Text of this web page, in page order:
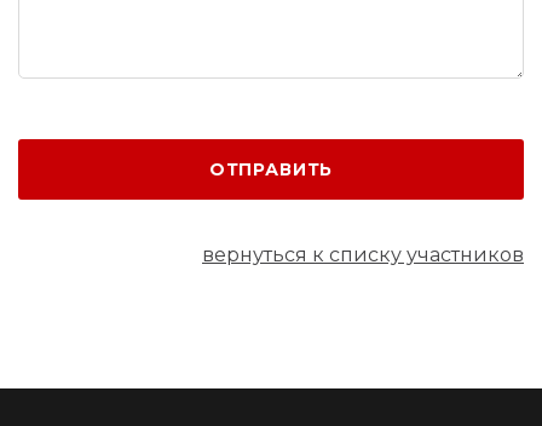
ОТПРАВИТЬ
вернуться к списку участников